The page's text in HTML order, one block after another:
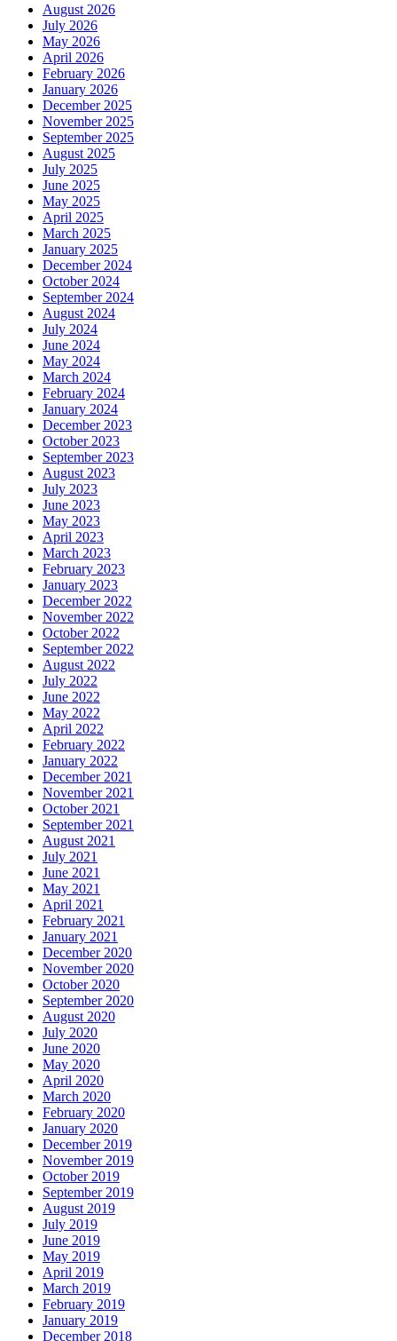
August 2026
July 2026
May 2026
April 2026
February 2026
January 2026
December 2025
November 2025
September 2025
August 2025
July 2025
June 2025
May 2025
April 2025
March 2025
January 2025
December 2024
October 2024
September 2024
August 2024
July 2024
June 2024
May 2024
March 2024
February 2024
January 2024
December 2023
October 2023
September 2023
August 2023
July 2023
June 2023
May 2023
April 2023
March 2023
February 2023
January 2023
December 2022
November 2022
October 2022
September 2022
August 2022
July 2022
June 2022
May 2022
April 2022
February 2022
January 2022
December 2021
November 2021
October 2021
September 2021
August 2021
July 2021
June 2021
May 2021
April 2021
February 2021
January 2021
December 2020
November 2020
October 2020
September 2020
August 2020
July 2020
June 2020
May 2020
April 2020
March 2020
February 2020
January 2020
December 2019
November 2019
October 2019
September 2019
August 2019
July 2019
June 2019
May 2019
April 2019
March 2019
February 2019
January 2019
December 2018